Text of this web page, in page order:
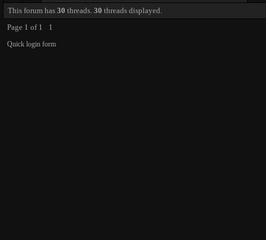
This forum has 30 threads. 30 threads displayed.
Page 1 of 1 1